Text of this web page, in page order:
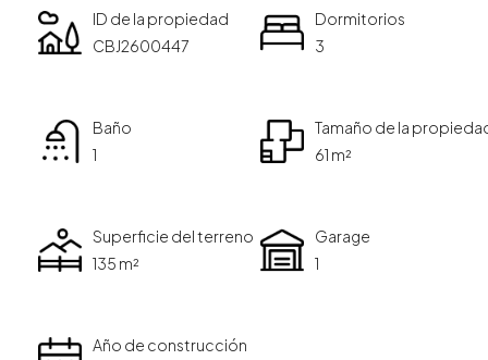
ID de la propiedad
CBJ2600447
Dormitorios
3
Baño
1
Tamaño de la
61 m²
Superficie del terreno
135 m²
Garage
1
Año de construcción